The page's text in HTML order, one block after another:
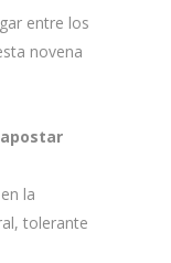
entre los
novena
apostar
la
tolerante